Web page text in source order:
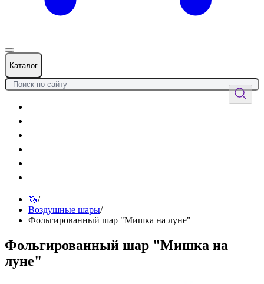
Каталог
🦄/
Воздушные шары/
Фольгированный шар "Мишка на луне"
Фольгированный шар "Мишка на
луне"